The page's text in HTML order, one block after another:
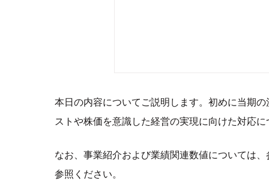
本日の内容についてご説明します。初めに当期
ストや株価を意識した経営の実現に向けた対応
なお、事業紹介および業績関連数値については
参照ください。